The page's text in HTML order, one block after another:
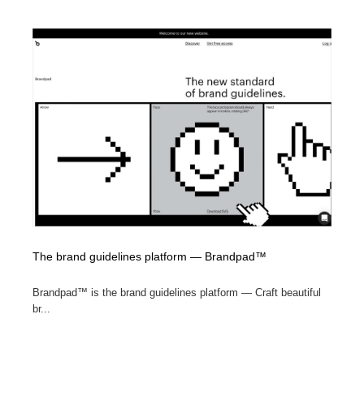
The brand guidelines platform — Brandpad™
Brandpad™ is the brand guidelines platform — Craft beautiful
br...